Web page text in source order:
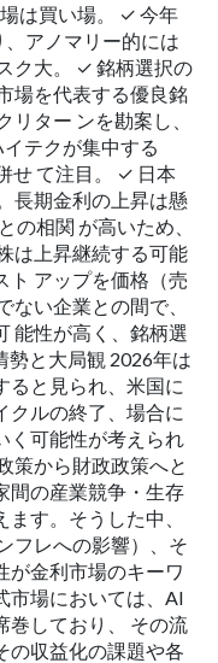
は買い場。 ✓ 今年
アノマリー的には
ク大。 ✓ 銘柄選択の
場を代表する優良銘
ター ンを勘案し、
テクが集中する
せ て注目。 ✓ 日本
長期金利の上昇は懸
の相関 が高いため、
は上昇継続する可能
ト アップを価格（売
ない企業との間で、
能性が高く、銘柄選
勢と大局観 2026年は
ると見られ、米国に
クルの終了、場合に
く可能性が考えられ
策から財政政策へと
間の産業競争・生存
す。そうした中、
フレへの影響）、そ
が金利市場のキーワ
市場においては、AI
巻しており、 その流
の収益化の課題や各